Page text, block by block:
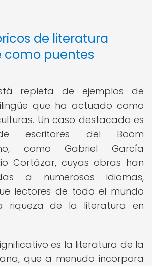
de literatura
como puentes
repleta de ejemplos de
que ha actuado como
Un caso destacado es
escritores del Boom
como Gabriel García
Cortázar, cuyas obras han
a numerosos idiomas,
lectores de todo el mundo
riqueza de la literatura en
es la literatura de la
que a menudo incorpora